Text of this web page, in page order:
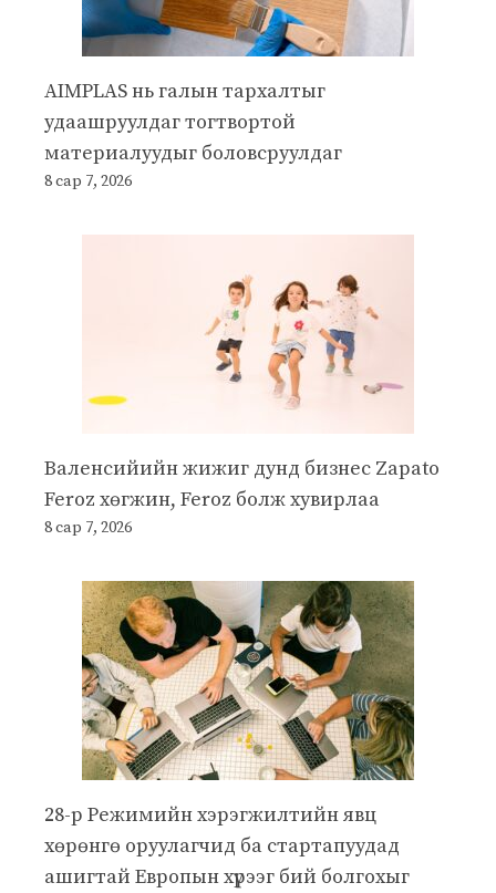
AIMPLAS нь галын тархалтыг
удаашруулдаг тогтвортой
материалуудыг боловсруулдаг
8 сар 7, 2026
Валенсийийн жижиг дунд бизнес Zapato
Feroz хөгжин, Feroz болж хувирлаа
8 сар 7, 2026
28-р Режимийн хэрэгжилтийн явц
хөрөнгө оруулагчид ба стартапуудад
ашигтай Европын хүрээг бий болгохыг